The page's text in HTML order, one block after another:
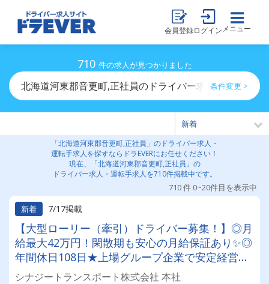
会員登録ログイン メニュー
710 件の求人が見つかりました
北海道河東郡音更町,正社員のドライバー求人・運転手求
条件変更 >
「北海道河東郡音更町,正社員」のドライバー求人・
運転手求人を探すならドラEVERにお任せください！
現在、「北海道河東郡音更町,正社員」の
ドライバー求人・運転手求人を710件掲載中です。
710 件 0~20件目を表示中
新着
7/17掲載
【大型ローリー（牽引）ドライバー募集！】◎月
給最大42万円！閑散期も安心の月給保証あり✨◎
年間休日108日★上場グループ企業で安定経営◎
退職金＆再雇用あり◎専属車両＆同乗研修あり！
シナジートランスポート株式会社 本社